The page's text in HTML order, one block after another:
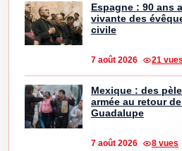
Espagne : 90 ans
vivante des
civile
7 août 2026 21 vues
Mexique : des
armée au retour
Guadalupe
7 août 2026 8 vues